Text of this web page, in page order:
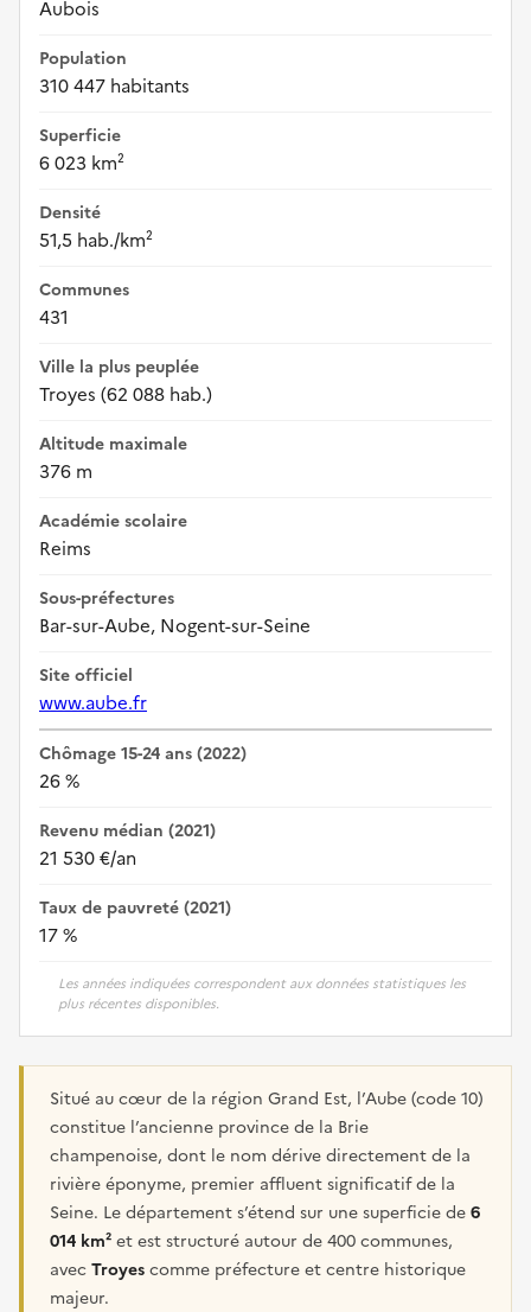
Aubois
Population
310 447 habitants
Superficie
6 023 km²
Densité
51,5 hab./km²
Communes
431
Ville la plus peuplée
Troyes (62 088 hab.)
Altitude maximale
376 m
Académie scolaire
Reims
Sous-préfectures
Bar-sur-Aube, Nogent-sur-Seine
Site officiel
www.aube.fr
Chômage 15-24 ans (2022)
26 %
Revenu médian (2021)
21 530 €/an
Taux de pauvreté (2021)
17 %
Les années indiquées correspondent aux données statistiques les
plus récentes disponibles.
Situé au cœur de la région Grand Est, l’Aube (code 10)
constitue l’ancienne province de la Brie
champenoise, dont le nom dérive directement de la
rivière éponyme, premier affluent significatif de la
Seine. Le département s’étend sur une superficie de6
014 km²et est structuré autour de 400 communes,
avecTroyescomme préfecture et centre historique
majeur.